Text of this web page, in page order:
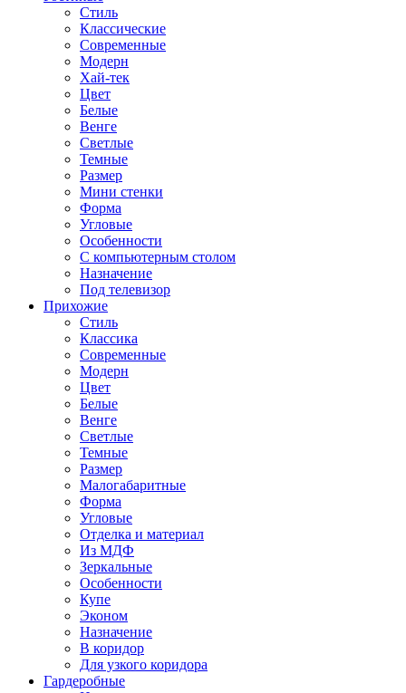
Стиль
Классические
Современные
Модерн
Хай-тек
Цвет
Белые
Венге
Светлые
Темные
Размер
Мини стенки
Форма
Угловые
Особенности
С компьютерным столом
Назначение
Под телевизор
Прихожие
Стиль
Классика
Современные
Модерн
Цвет
Белые
Венге
Светлые
Темные
Размер
Малогабаритные
Форма
Угловые
Отделка и материал
Из МДФ
Зеркальные
Особенности
Купе
Эконом
Назначение
В коридор
Для узкого коридора
Гардеробные